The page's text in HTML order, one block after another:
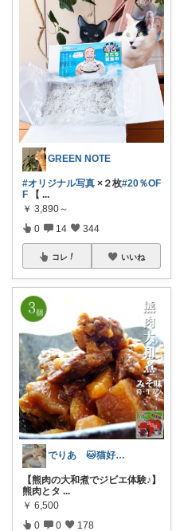
GREEN NOTE
#オリジナル写真 ×２枚#20％OF
F 【 ...
￥ 3,890～
0 14 344
コレ いいね
でりあ 🐱猫好きのグルメ
【熊肉の大和煮でジビエ体験♪】
熊肉とタ ...
￥ 6,500
0 0 178